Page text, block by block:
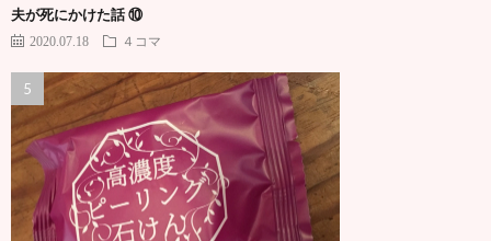
夫が死にかけた話 ⑩
2020.07.18 ４コマ